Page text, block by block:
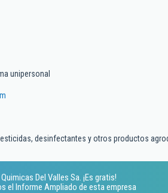
unipersonal
desinfectantes y otros productos
Del Valles Sa. ¡Es gratis!
el Informe Ampliado de esta empresa